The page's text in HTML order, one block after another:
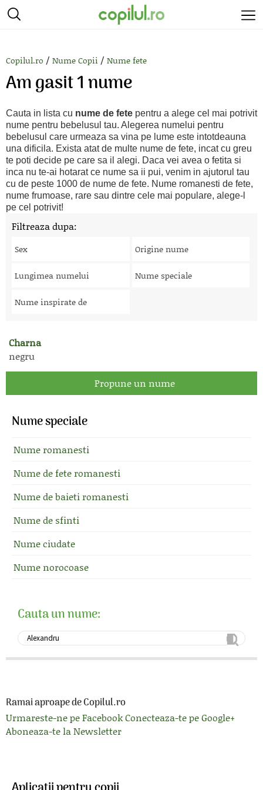
Copilul.ro / Nume Copii / Nume fete
Am gasit 1 nume
Cauta in lista cu nume de fete pentru a alege cel mai potrivit
nume pentru bebelusul tau. Alegerea numelui pentru
bebelusul care urmeaza sa vina pe lume este intotdeauna
una dificila. Exista atat de multe nume de fete, incat cu greu
te poti decide pe care sa il alegi. Daca vei avea o fetita si
inca nu te-ai hotarat ce nume sa ii pui, venim in ajutorul tau
cu de peste 1000 de nume de fete. Nume romanesti de fete,
nume frumoase, rare sau dintre cele mai populare, alege-l
pe cel potrivit!
Filtreaza dupa:
Sex Origine nume
Lungimea numelui Nume speciale
Nume inspirate de
Charna
negru
Propune un nume
Nume speciale
Nume romanesti
Nume de fete romanesti
Nume de baieti romanesti
Nume de sfinti
Nume ciudate
Nume norocoase
Cauta un nume:
Ramai aproape de Copilul.ro
Urmareste-ne pe FacebookConecteaza-te pe Google+
Aboneaza-te la Newsletter